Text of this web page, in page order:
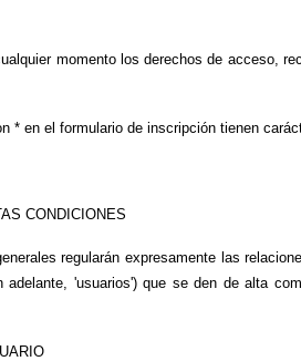
momento los derechos de acceso,
* en el formulario de inscripción tienen
CONDICIONES
regularán expresamente las
adelante, 'usuarios') que se den de alta